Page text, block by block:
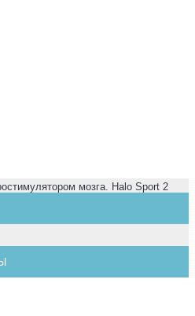
мозга. Halo Sport 2